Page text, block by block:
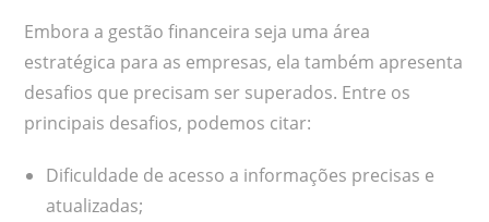
Embora a gestão financeira seja uma área
estratégica para as empresas, ela também apresenta
desafios que precisam ser superados. Entre os
principais desafios, podemos citar:
Dificuldade de acesso a informações precisas e
atualizadas;